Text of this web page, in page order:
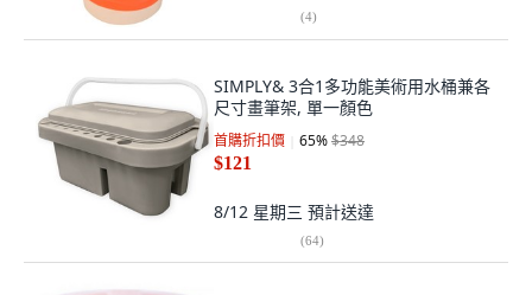
(4)
SIMPLY& 3合1多功能美術用水桶兼各
尺寸畫筆架, 單一顏色
首購折扣價 65%$348
$121
8/12 星期三 預計送達
(64)